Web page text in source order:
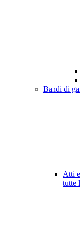
Bandi di
Atti
tutte